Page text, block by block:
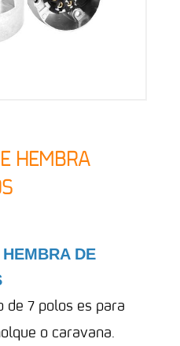
HEMBRA
DE
7 polos es para
o caravana.